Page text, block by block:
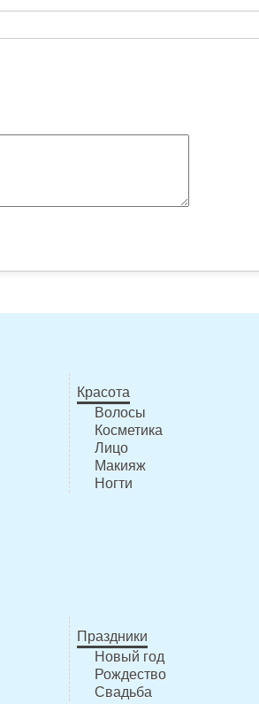
Красота
Волосы
Косметика
Лицо
Макияж
Ногти
Праздники
Новый год
Рождество
Свадьба